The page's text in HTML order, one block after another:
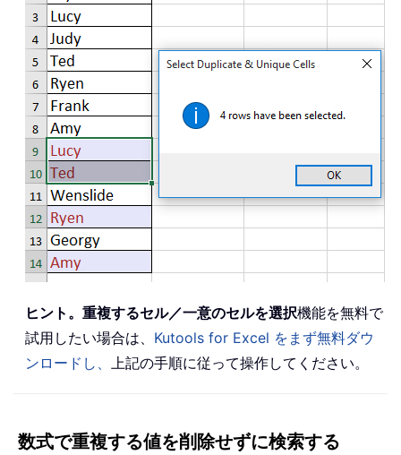
ヒント。 重複するセル／一意のセルを選択機能を無料で
試用したい場合は、 Kutools for Excel をまず無料ダウ
ンロードし、
上記の手順に従って操作してください。
数式で重複する値を削除せずに検索する